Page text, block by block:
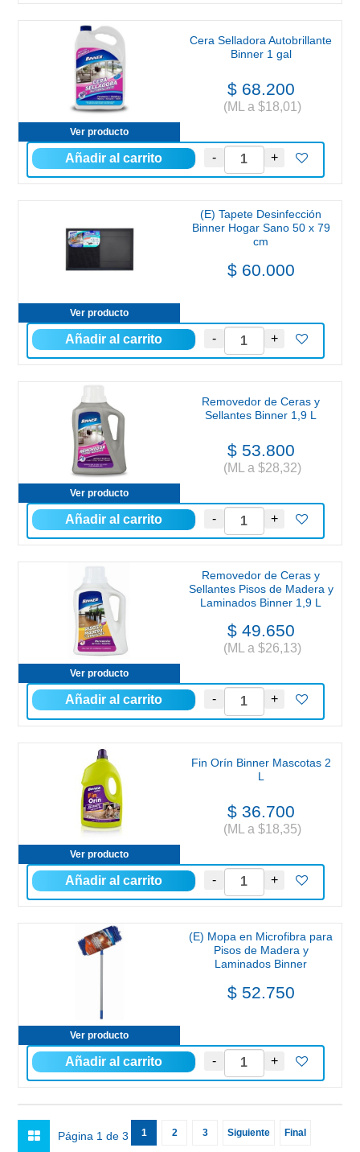
Ver producto
Cera Selladora Autobrillante
Binner 1 gal
$ 68.200
(ML a $18,01)
Ver producto
(E) Tapete Desinfección
Binner Hogar Sano 50 x 79
cm
$ 60.000
Ver producto
Removedor de Ceras y
Sellantes Binner 1,9 L
$ 53.800
(ML a $28,32)
Ver producto
Removedor de Ceras y
Sellantes Pisos de Madera y
Laminados Binner 1,9 L
$ 49.650
(ML a $26,13)
Ver producto
Fin Orín Binner Mascotas 2
L
$ 36.700
(ML a $18,35)
Ver producto
(E) Mopa en Microfibra para
Pisos de Madera y
Laminados Binner
$ 52.750
Página 1 de 3 1 2 3 Siguiente Final